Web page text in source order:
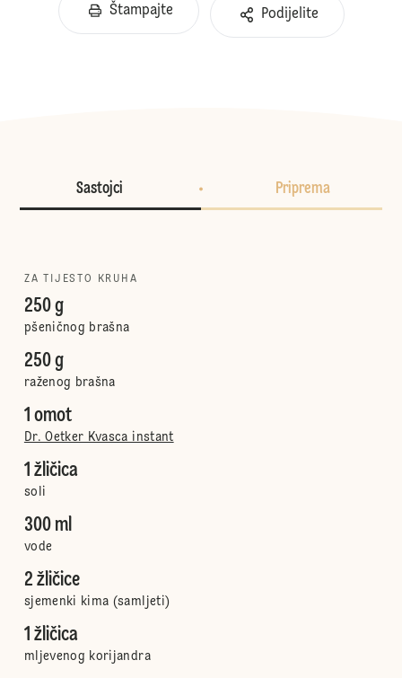
Štampajte Podijelite
Sastojci Priprema
ZA TIJESTO KRUHA
250 g
pšeničnog brašna
250 g
raženog brašna
1 omot
Dr. Oetker Kvasca instant
1 žličica
soli
300 ml
vode
2 žličice
sjemenki kima (samljeti)
1 žličica
mljevenog korijandra